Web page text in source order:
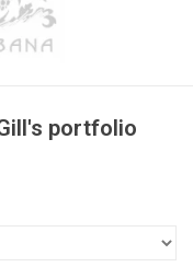
portfolio